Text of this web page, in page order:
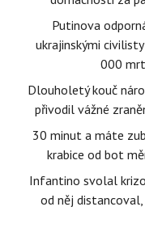
Putinova
ukrajinskými
000
Dlouholetý kouč
přivodil vážné
30 minut a máte
krabice od bot
Infantino svolal
od něj